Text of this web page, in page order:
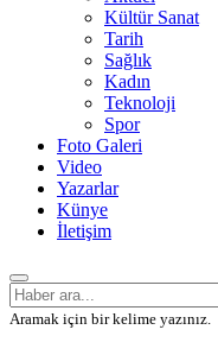
Kültür Sanat
Tarih
Sağlık
Kadın
Teknoloji
Spor
Foto Galeri
Video
Yazarlar
Künye
İletişim
Aramak için bir kelime yazınız.